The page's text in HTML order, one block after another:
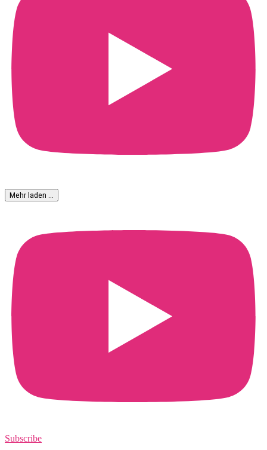
Mehr laden …
Subscribe